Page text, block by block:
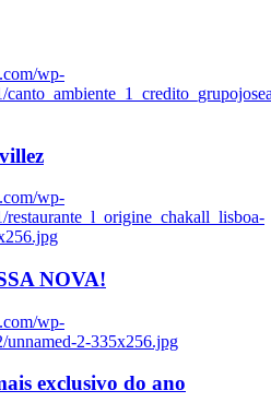
wp-
wp-
restaurante_l_origine_chakall_lisboa-
NOVA!
wp-
unnamed-2-335x256.jpg
exclusivo do ano